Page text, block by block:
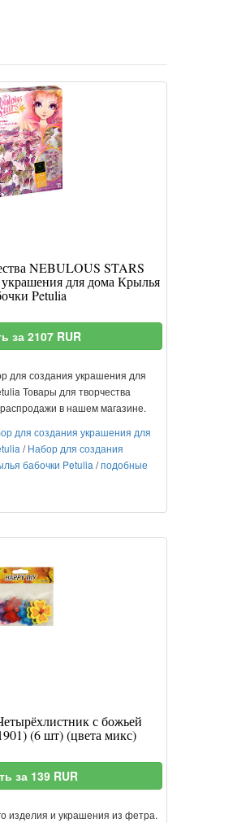
NEBULOUS STARS
для дома Крылья
Petulia
за 2107 RUR
для создания украшения для
Товары для творчества
в нашем магазине.
для создания украшения для
/Набор для создания
бабочки Petulia /подобные
с божьей
(6 шт) (цвета микс)
за 139 RUR
изделия и украшения из фетра.